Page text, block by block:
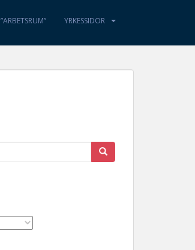
”ARBETSRUM” YRKESSIDOR